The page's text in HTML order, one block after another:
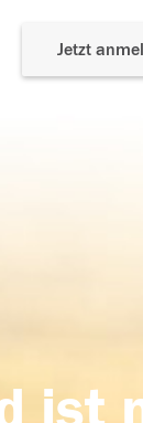
Jetzt